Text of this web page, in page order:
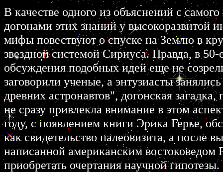
В качестве одного из объяснений с
догонами этих знаний у высокоразвитой
мифы повествуют о спуске на Землю в
звездной системой Сириуса. Правда, в
обсуждения подобных идей еще не
заговорили ученые, а энтузиасты
древних астронавтов", догонская
не сразу привлекла внимание в этом
году, с появлением книги Эрика Герье,
как свидетельство палеовизита, а после
написанной американским
приобретать очертания научной гипотезы.